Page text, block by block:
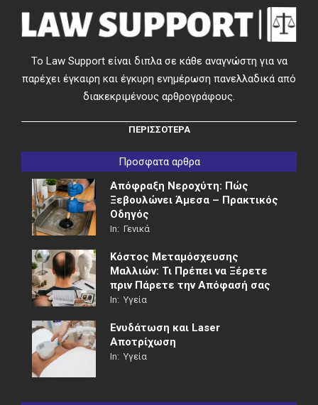
Το Law Support είναι διπλα σε κάθε αναγνώστη για να
παρέχει έγκαιρη και έγκυρη ενημέρωση πανελλαδικά από
διακεκριμένους αρθρογράφους.
ΠΕΡΙΣΣΟΤΕΡΑ
Προσφατα αρθρα
Απόφραξη Νεροχύτη: Πώς
Ξεβουλώνει Άμεσα – Πρακτικός
Οδηγός
In: Γενικά
Κόστος Μεταμόσχευσης
Μαλλιών: Τι Πρέπει να Ξέρετε
πριν Πάρετε την Απόφασή σας
In: Υγεία
Ενυδάτωση και Laser
Αποτρίχωση
In: Υγεία